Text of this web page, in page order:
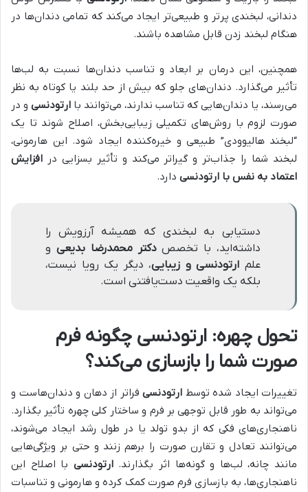
دندانی، لبخندی پرتر و طبیعی‌تر ایجاد می‌کند که تمامی دندان‌ها در
هنگام لبخند زدن قابل مشاهده باشند.
همچنین، این درمان بر ابعاد و تناسب دندان‌ها نسبت به لب‌ها
تأثیر می‌گذارد. دندان‌های جلو که بیش از حد بلند یا کوتاه به نظر
می‌رسند، یا دندان‌هایی که تناسب ندارند، می‌توانند با ارتودنسی و در
صورت لزوم با روش‌های تکمیلی زیبایی‌بخش، اصلاح شوند تا یک
“لبخند هالیوودی” طبیعی و خیره‌کننده ایجاد شود. این هارمونی،
لبخند شما را جذاب‌تر و گیرا‌تر می‌کند و تأثیر بسزایی در افزایش
اعتماد به نفس با ارتودنسی دارد.
دستیابی به لبخندی که همیشه آرزویش را
داشته‌اید، با تخصصدکتر محمدرضا بدیعی و
علم ارتودنسی و زیبایی، دیگر یک رویا نیست،
بلکه یک واقعیت دست‌یافتنی است.
تحول چهره: ارتودنسی چگونه فرم
صورت شما را بازسازی می‌کند؟
تغییرات ایجاد شده توسط ارتودنسی فراتر از دهان و دندان‌هاست و
می‌تواند به طور قابل توجهی بر فرم و ساختار کلی چهره تأثیر بگذارد.
ناهنجاری‌های فکی که از بدو تولد یا در طول رشد ایجاد می‌شوند،
می‌توانند تعادل و تقارن صورت را برهم زنند و حتی بر ویژگی‌هایی
مانند چانه، لب‌ها و گونه‌ها اثر بگذارند.ارتودنسی با اصلاح این
ناهنجاری‌ها، به بازسازی فرم صورت کمک کرده و هارمونی و تناسبات